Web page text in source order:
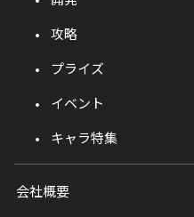
攻略
プライズ
イベント
キャラ特集
会社概要